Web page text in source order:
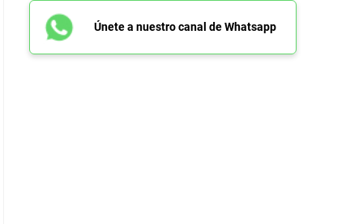
Únete a nuestro canal de Whatsapp